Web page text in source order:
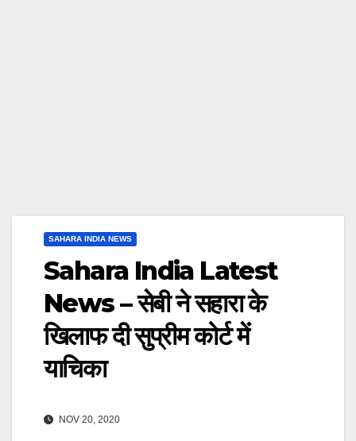
SAHARA INDIA NEWS
Sahara India Latest
News – सेबी ने सहारा के
खिलाफ दी सुप्रीम कोर्ट में
याचिका
NOV 20, 2020